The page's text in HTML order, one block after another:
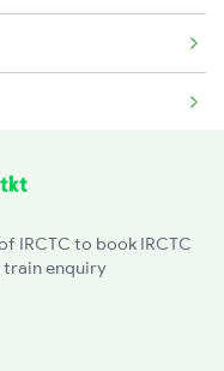
IRCTC to book IRCTC
train enquiry